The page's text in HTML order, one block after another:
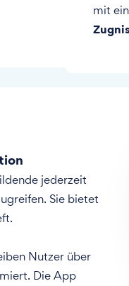
mit
jederzeit
Sie bietet
Nutzer über
Die App